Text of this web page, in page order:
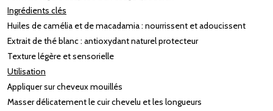
Ingrédients clés
Huiles de camélia et de macadamia : nourrissent et adoucissent
Extrait de thé blanc : antioxydant naturel protecteur
Texture légère et sensorielle
Utilisation
Appliquer sur cheveux mouillés
Masser délicatement le cuir chevelu et les longueurs